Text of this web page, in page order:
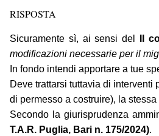
RISPOSTA
Sicuramente sì, ai sensi del II
modificazioni necessarie per il
In fondo intendi apportare a tue
Deve trattarsi tuttavia di
di permesso a costruire), la
Secondo la giurisprudenza
T.A.R. Puglia, Bari n. 175/2024).